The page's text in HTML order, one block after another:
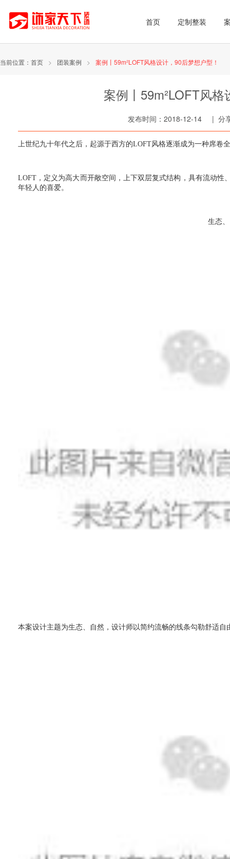
首页 定制整装
当前位置： 首页 > 团装案例 > 案例丨59m²LOFT风格设计，90后梦想户型！
案例丨59m²LOFT风
发布时间：2018-12-14 | 分
上世纪九十年代之后，起源于西方的LOFT风格逐渐成为一种席卷
LOFT，定义为高大而开敞空间，上下双层复式结构，具有流动
年轻人的喜爱。
生态
本案设计主题为生态、自然，设计师以简约流畅的线条勾勒舒适